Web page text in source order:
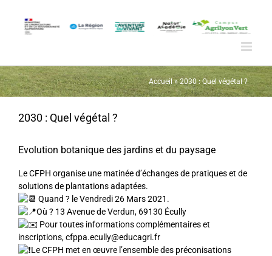
contenu
Accueil»2030 : Quel végétal ?
2030 : Quel végétal ?
Evolution botanique des jardins et du paysage
Le CFPH organise une matinée d’échanges de pratiques et de
solutions de plantations adaptées.
Quand ? le Vendredi 26 Mars 2021.
Où ? 13 Avenue de Verdun, 69130 Écully
Pour toutes informations complémentaires et
inscriptions, cfppa.ecully@educagri.fr
Le CFPH met en œuvre l’ensemble des préconisations